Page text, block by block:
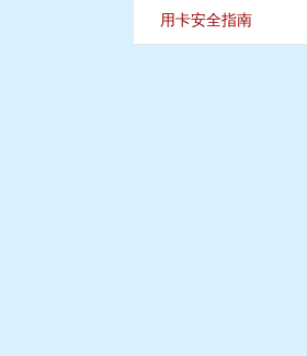
用卡安全指南